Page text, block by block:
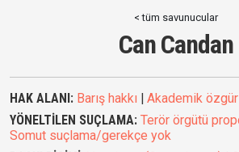
< tüm savunucular
Can Candan
HAK ALANI: Barış hakkı
Akademik
YÖNELTİLEN SUÇLAMA: Terör örgütü
Somut suçlama/gerekçe yok